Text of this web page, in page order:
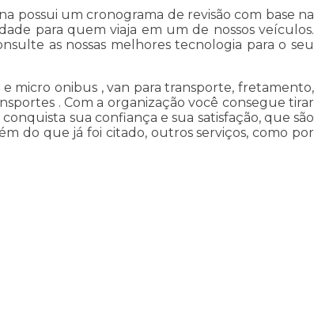
possui um cronograma de revisão com base na
para quem viaja em um de nossos veículos.
as nossas melhores tecnologia para o seu
micro onibus , van para transporte, fretamento,
. Com a organização você consegue tirar
sua confiança e sua satisfação, que são
do que já foi citado, outros serviços, como por